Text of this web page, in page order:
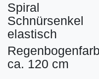
Spiral
Schnürsenkel
elastisch
ca. 120 cm